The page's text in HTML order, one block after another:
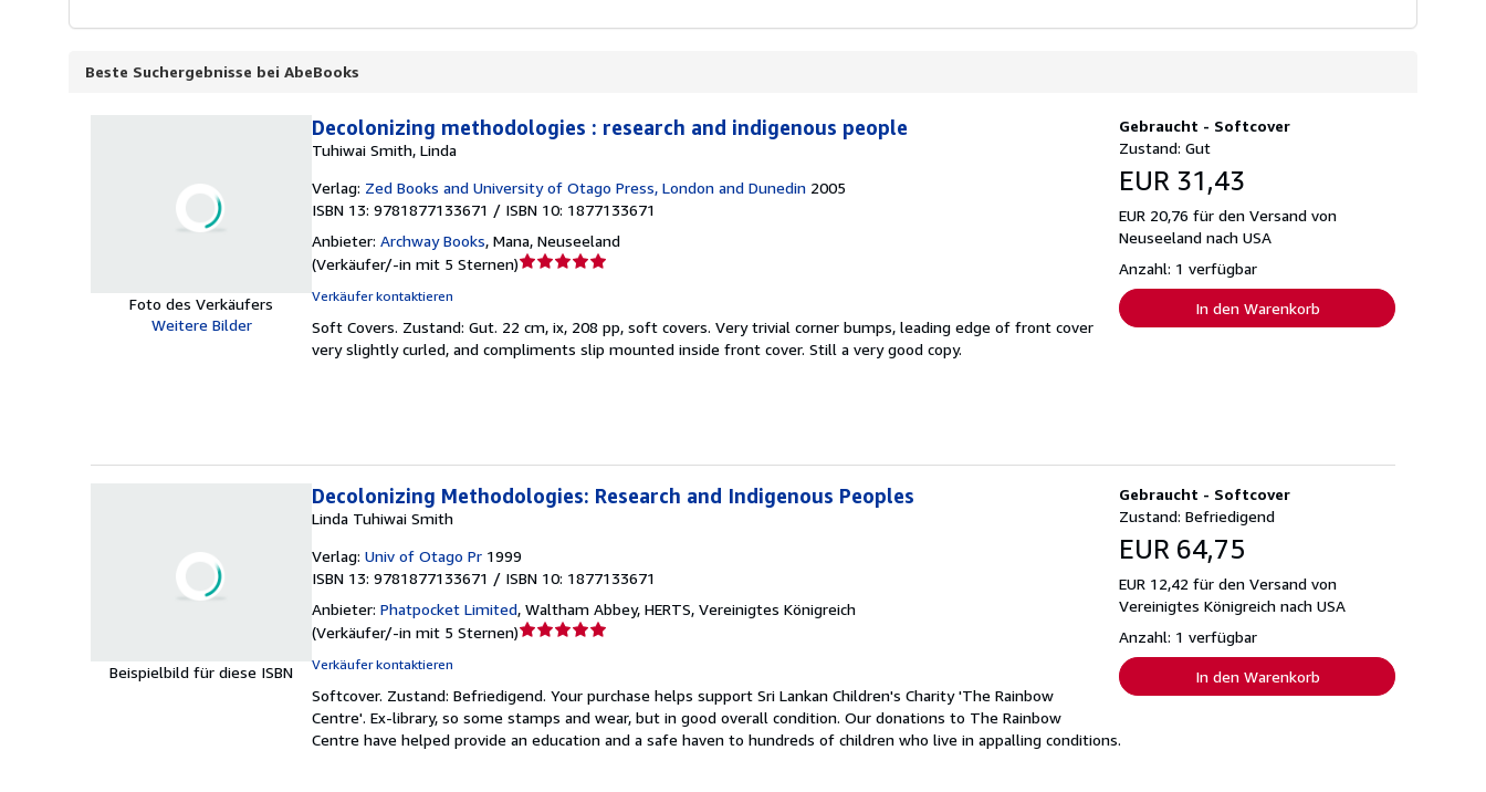
Beste Suchergebnisse bei AbeBooks
Foto des Verkäufers
Weitere Bilder
Gebraucht - Softcover
Zustand: Gut
EUR 31,43
EUR 20,76 für den Versand von
Neuseeland nach USA
Anzahl: 1 verfügbar
In den Warenkorb
Decolonizing methodologies : research and indigenous people
Tuhiwai Smith, Linda
Verlag: Zed Books and University of Otago Press, London and Dunedin 2005
ISBN 13: 9781877133671 / ISBN 10: 1877133671
Anbieter: Archway Books, Mana, Neuseeland
(Verkäufer/-in mit 5 Sternen)Verkäuferbewertung
5
Sternen
Verkäufer kontaktieren
Soft Covers. Zustand: Gut. 22 cm, ix, 208 pp, soft covers. Very trivial corner bumps, leading edge of front cover
very slightly curled, and compliments slip mounted inside front cover. Still a very good copy.
Beispielbild für diese ISBN
Gebraucht - Softcover
Zustand: Befriedigend
EUR 64,75
EUR 12,42 für den Versand von
Vereinigtes Königreich nach USA
Anzahl: 1 verfügbar
In den Warenkorb
Decolonizing Methodologies: Research and Indigenous Peoples
Linda Tuhiwai Smith
Verlag: Univ of Otago Pr 1999
ISBN 13: 9781877133671 / ISBN 10: 1877133671
Anbieter: Phatpocket Limited, Waltham Abbey, HERTS, Vereinigtes Königreich
(Verkäufer/-in mit 5 Sternen)Verkäuferbewertung
5
Sternen
Verkäufer kontaktieren
Softcover. Zustand: Befriedigend. Your purchase helps support Sri Lankan Children's Charity 'The Rainbow
Centre'. Ex-library, so some stamps and wear, but in good overall condition. Our donations to The Rainbow
Centre have helped provide an education and a safe haven to hundreds of children who live in appalling conditions.